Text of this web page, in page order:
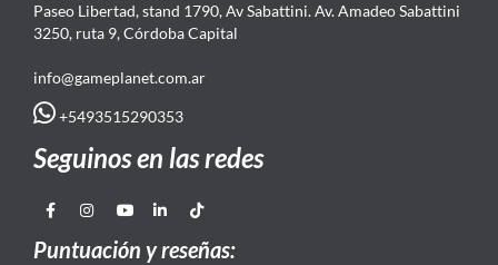
Paseo Libertad, stand 1790, Av Sabattini. Av. Amadeo Sabattini
3250, ruta 9, Córdoba Capital
info@gameplanet.com.ar
+5493515290353
Seguinos en las redes
Puntuación y reseñas: